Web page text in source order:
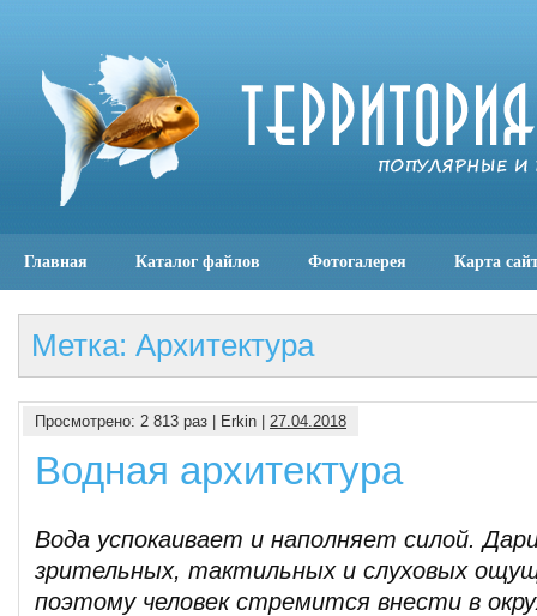
Главная Каталог файлов Фотогалерея Карта
Метка: Архитектура
Просмотрено: 2 813 раз | Erkin | 27.04.2018
Водная архитектура
Вода успокаивает и наполняет силой.
зрительных, тактильных и слуховых
поэтому человек стремится внести в